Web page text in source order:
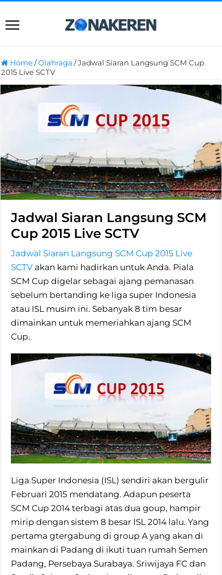
Home/Olahraga /Jadwal Siaran Langsung SCM Cup
2015 Live SCTV
Jadwal Siaran Langsung SCM
Cup 2015 Live SCTV
Jadwal Siaran Langsung SCM Cup 2015 Live
SCTV akan kami hadirkan untuk Anda. Piala
SCM Cup digelar sebagai ajang pemanasan
sebelum bertanding ke liga super Indonesia
atau ISL musim ini. Sebanyak 8 tim besar
dimainkan untuk memeriahkan ajang SCM
Cup.
Liga Super Indonesia (ISL) sendiri akan bergulir
Februari 2015 mendatang. Adapun peserta
SCM Cup 2014 terbagi atas dua goup, hampir
mirip dengan sistem 8 besar ISL 2014 lalu. Yang
pertama gtergabung di group A yang akan di
mainkan di Padang di ikuti tuan rumah Semen
Padang, Persebaya Surabaya. Sriwijaya FC dan